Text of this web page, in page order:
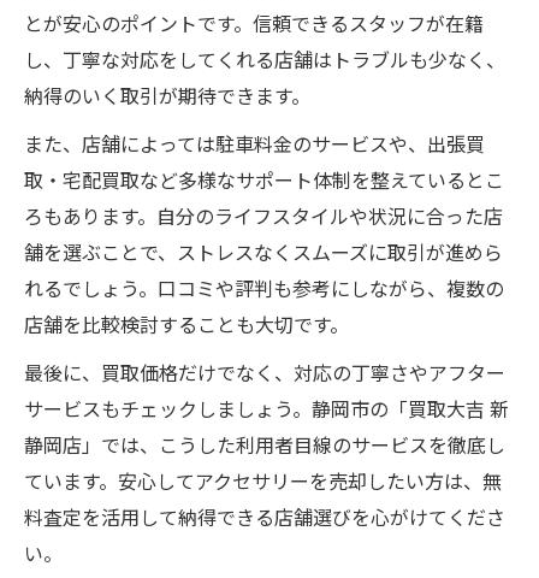
とが安心のポイントです。信頼できるスタッフが在籍
し、丁寧な対応をしてくれる店舗はトラブルも少なく、
納得のいく取引が期待できます。
また、店舗によっては駐車料金のサービスや、出張買
取・宅配買取など多様なサポート体制を整えているとこ
ろもあります。自分のライフスタイルや状況に合った店
舗を選ぶことで、ストレスなくスムーズに取引が進めら
れるでしょう。口コミや評判も参考にしながら、複数の
店舗を比較検討することも大切です。
最後に、買取価格だけでなく、対応の丁寧さやアフター
サービスもチェックしましょう。静岡市の「買取大吉 新
静岡店」では、こうした利用者目線のサービスを徹底し
ています。安心してアクセサリーを売却したい方は、無
料査定を活用して納得できる店舗選びを心がけてくださ
い。